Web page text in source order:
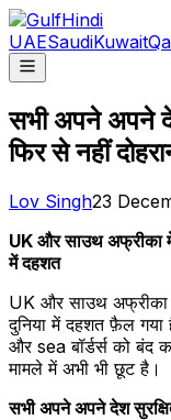
UAESaudiKuwait
सभी अपने अपने
फिर से नहीं
Lov Singh23
UK और साउथ अफ्रीका में
में दहशत
UK और साउथ अफ्रीका
दुनिया में दहशत फ़ैल
और sea बॉर्डर्स को बंद
मामले में अभी भी छूट है।
सभी अपने अपने देश